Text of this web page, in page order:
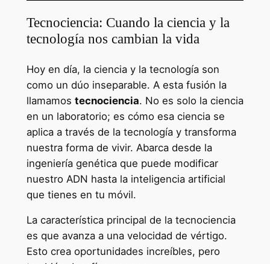
Tecnociencia: Cuando la ciencia y la
tecnología nos cambian la vida
Hoy en día, la ciencia y la tecnología son
como un dúo inseparable. A esta fusión la
llamamos tecnociencia. No es solo la ciencia
en un laboratorio; es cómo esa ciencia se
aplica a través de la tecnología y transforma
nuestra forma de vivir. Abarca desde la
ingeniería genética que puede modificar
nuestro ADN hasta la inteligencia artificial
que tienes en tu móvil.
La característica principal de la tecnociencia
es que avanza a una velocidad de vértigo.
Esto crea oportunidades increíbles, pero